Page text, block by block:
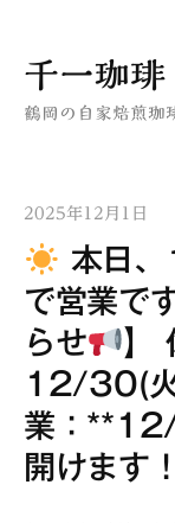
コ
ン
ス
キ
ッ
プ
千一珈琲
鶴岡の自家焙煎珈
2025年12月1日
本日
で営業で
らせ
】
12/30(
業：
開けます！